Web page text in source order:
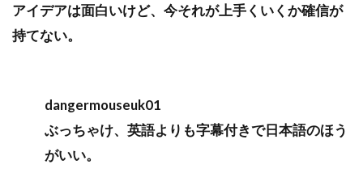
アイデアは面白いけど、今それが上手くいくか確信が
持てない。
dangermouseuk01
ぶっちゃけ、英語よりも字幕付きで日本語のほう
がいい。